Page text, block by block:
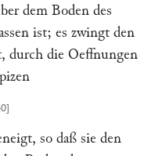
dem Boden des
ist; es zwingt den
durch die Oeffnungen
so daß sie den